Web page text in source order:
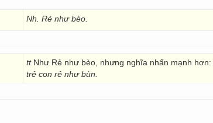
Nh. Rẻ như bèo.
tt Như Rẻ như bèo, nhưng nghĩa nhấn mạnh hơn:
trẻ con rẻ như bùn.